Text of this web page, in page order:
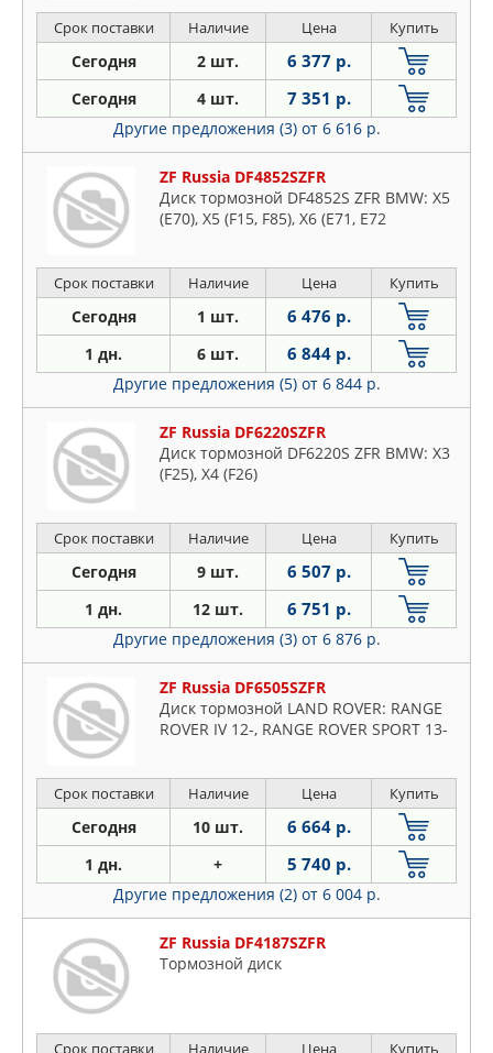
Срок поставки Наличие Цена Купить
Сегодня 2 шт. 6 377 р.
Сегодня 4 шт. 7 351 р.
Другие предложения (3) от 6 616 р.
ZF Russia DF4852SZFR
Диск тормозной DF4852S ZFR BMW: X5
(E70), X5 (F15, F85), X6 (E71, E72
Срок поставки Наличие Цена Купить
Сегодня 1 шт. 6 476 р.
1 дн. 6 шт. 6 844 р.
Другие предложения (5) от 6 844 р.
ZF Russia DF6220SZFR
Диск тормозной DF6220S ZFR BMW: X3
(F25), X4 (F26)
Срок поставки Наличие Цена Купить
Сегодня 9 шт. 6 507 р.
1 дн. 12 шт. 6 751 р.
Другие предложения (3) от 6 876 р.
ZF Russia DF6505SZFR
Диск тормозной LAND ROVER: RANGE
ROVER IV 12-, RANGE ROVER SPORT 13-
Срок поставки Наличие Цена Купить
Сегодня 10 шт. 6 664 р.
1 дн. + 5 740 р.
Другие предложения (2) от 6 004 р.
ZF Russia DF4187SZFR
Тормозной диск
Срок поставки Наличие Цена Купить